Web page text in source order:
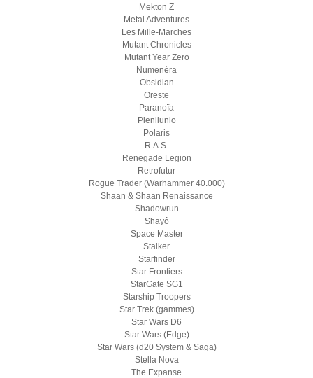
Mekton Z
Metal Adventures
Les Mille-Marches
Mutant Chronicles
Mutant Year Zero
Numenéra
Obsidian
Oreste
Paranoïa
Plenilunio
Polaris
R.A.S.
Renegade Legion
Retrofutur
Rogue Trader (Warhammer 40.000)
Shaan & Shaan Renaissance
Shadowrun
Shayô
Space Master
Stalker
Starfinder
Star Frontiers
StarGate SG1
Starship Troopers
Star Trek (gammes)
Star Wars D6
Star Wars (Edge)
Star Wars (d20 System & Saga)
Stella Nova
The Expanse